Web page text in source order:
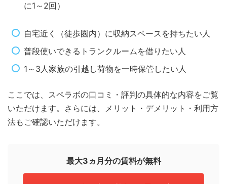
に1～2回）
自宅近く（徒歩圏内）に収納スペースを持ちたい人
普段使いできるトランクルームを借りたい人
1～3人家族の引越し荷物を一時保管したい人
ここでは、スペラボの口コミ・評判の具体的な内容をご覧
いただけます。さらには、メリット・デメリット・利用方
法もご確認いただけます。
最大3ヵ月分の賃料が無料